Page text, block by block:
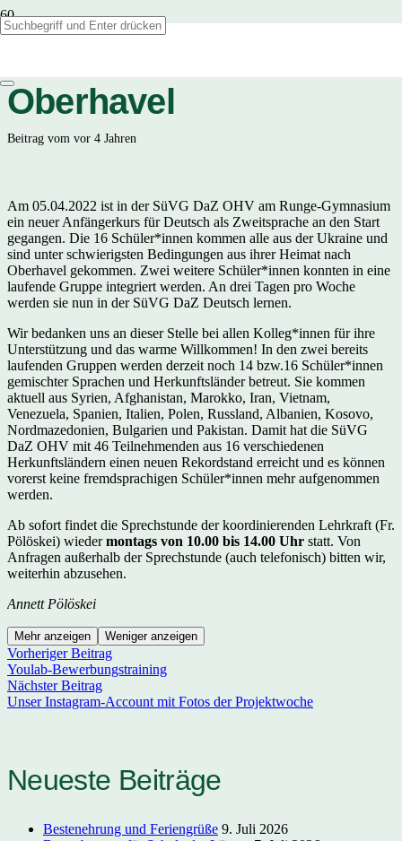
Oberhavel
Beitrag vom vor 4 Jahren
Am 05.04.2022 ist in der SüVG DaZ OHV am Runge-Gymnasium
ein neuer Anfängerkurs für Deutsch als Zweitsprache an den Start
gegangen. Die 16 Schüler*innen kommen alle aus der Ukraine und
sind unter schwierigsten Bedingungen aus ihrer Heimat nach
Oberhavel gekommen. Zwei weitere Schüler*innen konnten in eine
laufende Gruppe integriert werden. An drei Tagen pro Woche
werden sie nun in der SüVG DaZ Deutsch lernen.
Wir bedanken uns an dieser Stelle bei allen Kolleg*innen für ihre
Unterstützung und das warme Willkommen! In den zwei bereits
laufenden Gruppen werden derzeit noch 14 bzw.16 Schüler*innen
gemischter Sprachen und Herkunftsländer betreut. Sie kommen
aktuell aus Syrien, Afghanistan, Marokko, Iran, Vietnam,
Venezuela, Spanien, Italien, Polen, Russland, Albanien, Kosovo,
Nordmazedonien, Bulgarien und Pakistan. Damit hat die SüVG
DaZ OHV mit 46 Teilnehmenden aus 16 verschiedenen
Herkunftsländern einen neuen Rekordstand erreicht und es können
vorerst keine fremdsprachigen Schüler*innen mehr aufgenommen
werden.
Ab sofort findet die Sprechstunde der koordinierenden Lehrkraft (Fr.
Pölöskei) wiedermontags von 10.00 bis 14.00 Uhr statt. Von
Anfragen außerhalb der Sprechstunde (auch telefonisch) bitten wir,
weiterhin abzusehen.
Annett Pölöskei
Mehr anzeigen Weniger anzeigen
Vorheriger Beitrag
Youlab-Bewerbungstraining
Nächster Beitrag
Unser Instagram-Account mit Fotos der Projektwoche
Neueste Beiträge
Bestenehrung und Feriengrüße 9. Juli 2026